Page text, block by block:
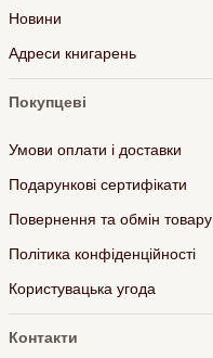
Новини
Адреси книгарень
Покупцеві
Умови оплати і доставки
Подарункові сертифікати
Повернення та обмін товару
Політика конфіденційності
Користувацька угода
Контакти